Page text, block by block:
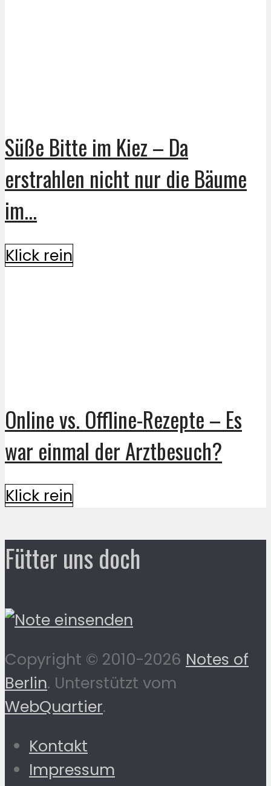
Süße Bitte im Kiez – Da
erstrahlen nicht nur die Bäume
im...
Klick rein
Online vs. Offline-Rezepte – Es
war einmal der Arztbesuch?
Klick rein
Fütter uns doch
Copyright © 2010-2026 Notes of
Berlin. Unterstützt vom
WebQuartier.
Kontakt
Impressum